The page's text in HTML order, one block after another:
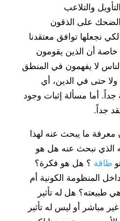
والتلاعب
على الذقون
نجعلها توافق معتقدنا
خاصة أن الذين يقومون
لا يفهمون في المنطق
ولا حتى في الدين، أي
أما مسألة إثبات وجود
جداً.
معرفة ما يبحث عنه لهذا
الذي نبحث عنه هل هو
طاقة ؟ هل هو فكرة؟
المنظومة الكونية أم
طبيعته؟ هل له تأثير
مباشر أو ليس له تأثير